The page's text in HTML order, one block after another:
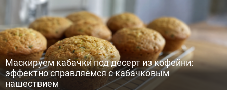
Маскируем кабачки под десерт из кофейни:
эффектно справляемся с кабачковым
нашествием